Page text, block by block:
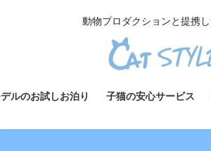
へ
ョ
動物プロダクションと提携
ルのお試しお泊り 子猫の安心サービス